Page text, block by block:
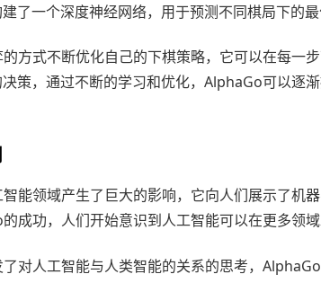
了一个深度神经网络，用于预测不同棋局下的最
方式不断优化自己的下棋策略，它可以在每一
策，通过不断的学习和优化，AlphaGo可以逐
能领域产生了巨大的影响，它向人们展示了机
成功，人们开始意识到人工智能可以在更多领
对人工智能与人类智能的关系的思考，